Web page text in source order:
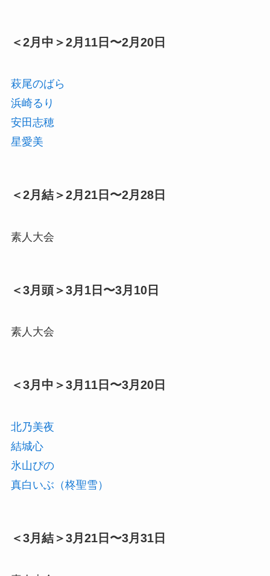
＜2月中＞2月11日〜2月20日
萩尾のばら
浜崎るり
安田志穂
星愛美
＜2月結＞2月21日〜2月28日
素人大会
＜3月頭＞3月1日〜3月10日
素人大会
＜3月中＞3月11日〜3月20日
北乃美夜
結城心
氷山ぴの
真白いぶ（柊聖雪）
＜3月結＞3月21日〜3月31日